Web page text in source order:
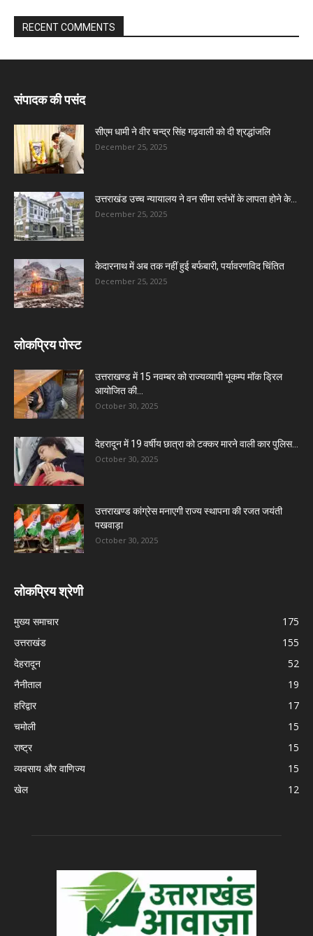
RECENT COMMENTS
संपादक की पसंद
सीएम धामी ने वीर चन्द्र सिंह गढ़वाली को दी श्रद्धांजलि
December 25, 2025
उत्तराखंड उच्च न्यायालय ने वन सीमा स्तंभों के लापता होने के...
December 25, 2025
केदारनाथ में अब तक नहीं हुई बर्फबारी, पर्यावरणविद चिंतित
December 25, 2025
लोकप्रिय पोस्ट
उत्तराखण्ड में 15 नवम्बर को राज्यव्यापी भूकम्प मॉक ड्रिल
आयोजित की...
October 30, 2025
देहरादून में 19 वर्षीय छात्रा को टक्कर मारने वाली कार पुलिस...
October 30, 2025
उत्तराखण्ड कांग्रेस मनाएगी राज्य स्थापना की रजत जयंती
पखवाड़ा
October 30, 2025
लोकप्रिय श्रेणी
मुख्य समाचार
175
उत्तराखंड
155
देहरादून
52
नैनीताल
19
हरिद्वार
17
चमोली
15
राष्ट्र
15
व्यवसाय और वाणिज्य
15
खेल
12